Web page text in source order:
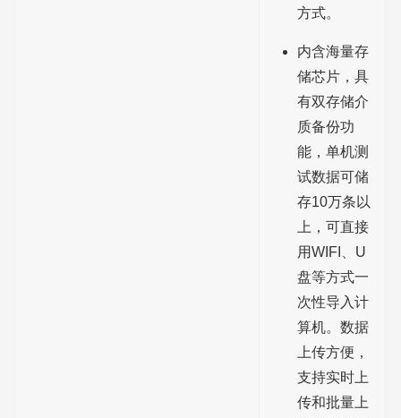
方式。
内含海量存
储芯片，具
有双存储介
质备份功
能，单机测
试数据可储
存10万条以
上，可直接
用WIFI、U
盘等方式一
次性导入计
算机。数据
上传方便，
支持实时上
传和批量上